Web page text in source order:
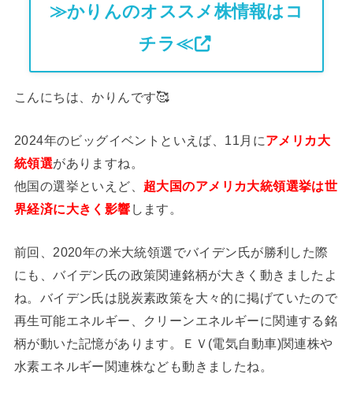
≫かりんのオススメ株情報はコ
チラ≪
こんにちは、かりんです🥰
2024年のビッグイベントといえば、11月にアメリカ大
統領選がありますね。
他国の選挙といえど、 超大国のアメリカ大統領選挙は世
界経済に大きく影響 します。
前回、2020年の米大統領選でバイデン氏が勝利した際
にも、バイデン氏の政策関連銘柄が大きく動きましたよ
ね。バイデン氏は脱炭素政策を大々的に掲げていたので
再生可能エネルギー、クリーンエネルギーに関連する銘
柄が動いた記憶があります。ＥＶ(電気自動車)関連株や
水素エネルギー関連株なども動きましたね。